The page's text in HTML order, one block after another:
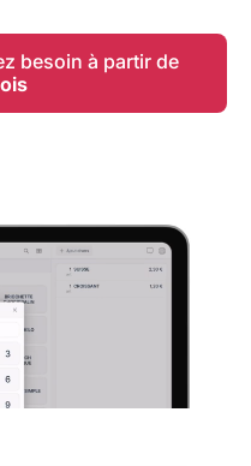
besoin à partir de